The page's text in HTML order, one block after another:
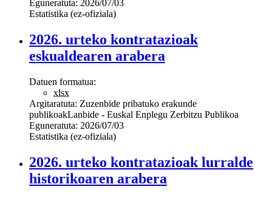
Eguneratuta: 2026/07/03
Estatistika (ez-ofiziala)
2026. urteko kontratazioak
eskualdearen arabera
Datuen formatua:
xlsx
Argitaratuta: Zuzenbide pribatuko erakunde
publikoakLanbide - Euskal Enplegu Zerbitzu Publikoa
Eguneratuta: 2026/07/03
Estatistika (ez-ofiziala)
2026. urteko kontratazioak lurralde
historikoaren arabera